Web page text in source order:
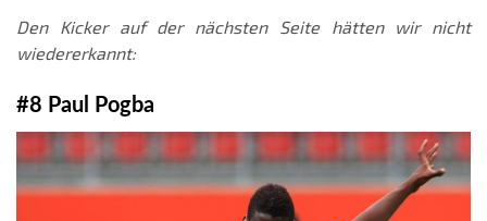
Den Kicker auf der nächsten Seite hätten wir nicht
wiedererkannt:
#8 Paul Pogba